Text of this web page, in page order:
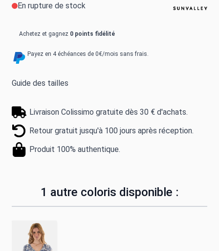
En rupture de stock
Achetez et gagnez 0 points fidélité
Payez en 4 échéances de 0€/mois sans frais.
Guide des tailles
Livraison Colissimo gratuite dès 30 € d'achats.
Retour gratuit jusqu'à 100 jours après réception.
Produit 100% authentique.
1 autre coloris disponible :